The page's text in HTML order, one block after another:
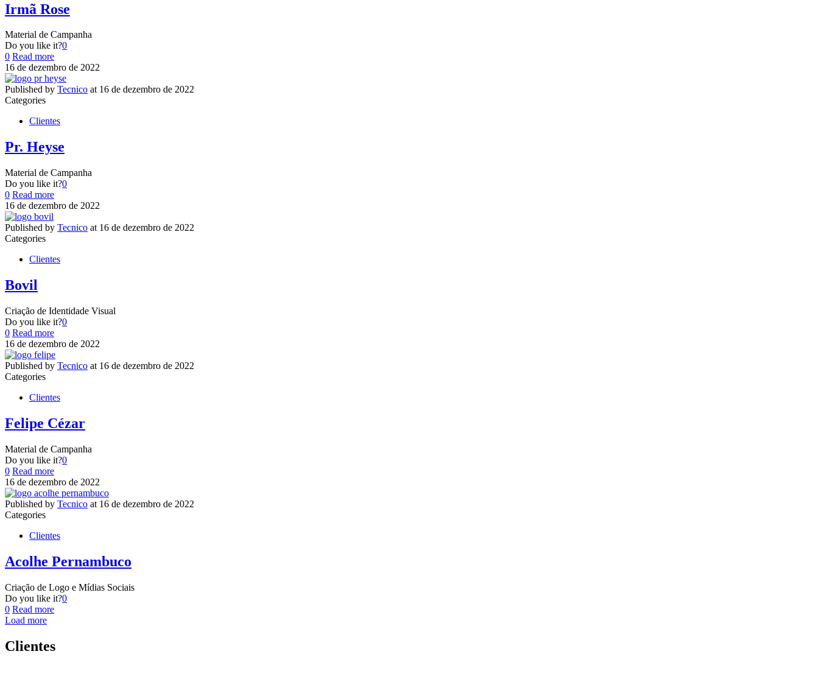
Irmã Rose
Material de Campanha
Do you like it?0
0 Read more
16 de dezembro de 2022
Published by Tecnico at 16 de dezembro de 2022
Categories
Clientes
Pr. Heyse
Material de Campanha
Do you like it?0
0 Read more
16 de dezembro de 2022
Published by Tecnico at 16 de dezembro de 2022
Categories
Clientes
Bovil
Criação de Identidade Visual
Do you like it?0
0 Read more
16 de dezembro de 2022
Published by Tecnico at 16 de dezembro de 2022
Categories
Clientes
Felipe Cézar
Material de Campanha
Do you like it?0
0 Read more
16 de dezembro de 2022
Published by Tecnico at 16 de dezembro de 2022
Categories
Clientes
Acolhe Pernambuco
Criação de Logo e Mídias Sociais
Do you like it?0
0 Read more
Load more
Clientes